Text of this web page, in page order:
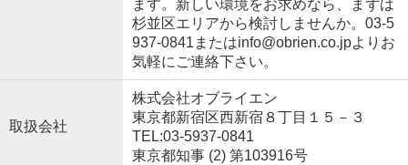
ます。新しい環境をお求めなら、まずは
杉並区エリアから検討しませんか。03-5
937-0841またはinfo@obrien.co.jpよりお
気軽にご連絡下さい。
取扱会社
株式会社オブライエン
東京都新宿区西新宿８丁目１５－３
TEL:03-5937-0841
東京都知事 (2) 第103916号